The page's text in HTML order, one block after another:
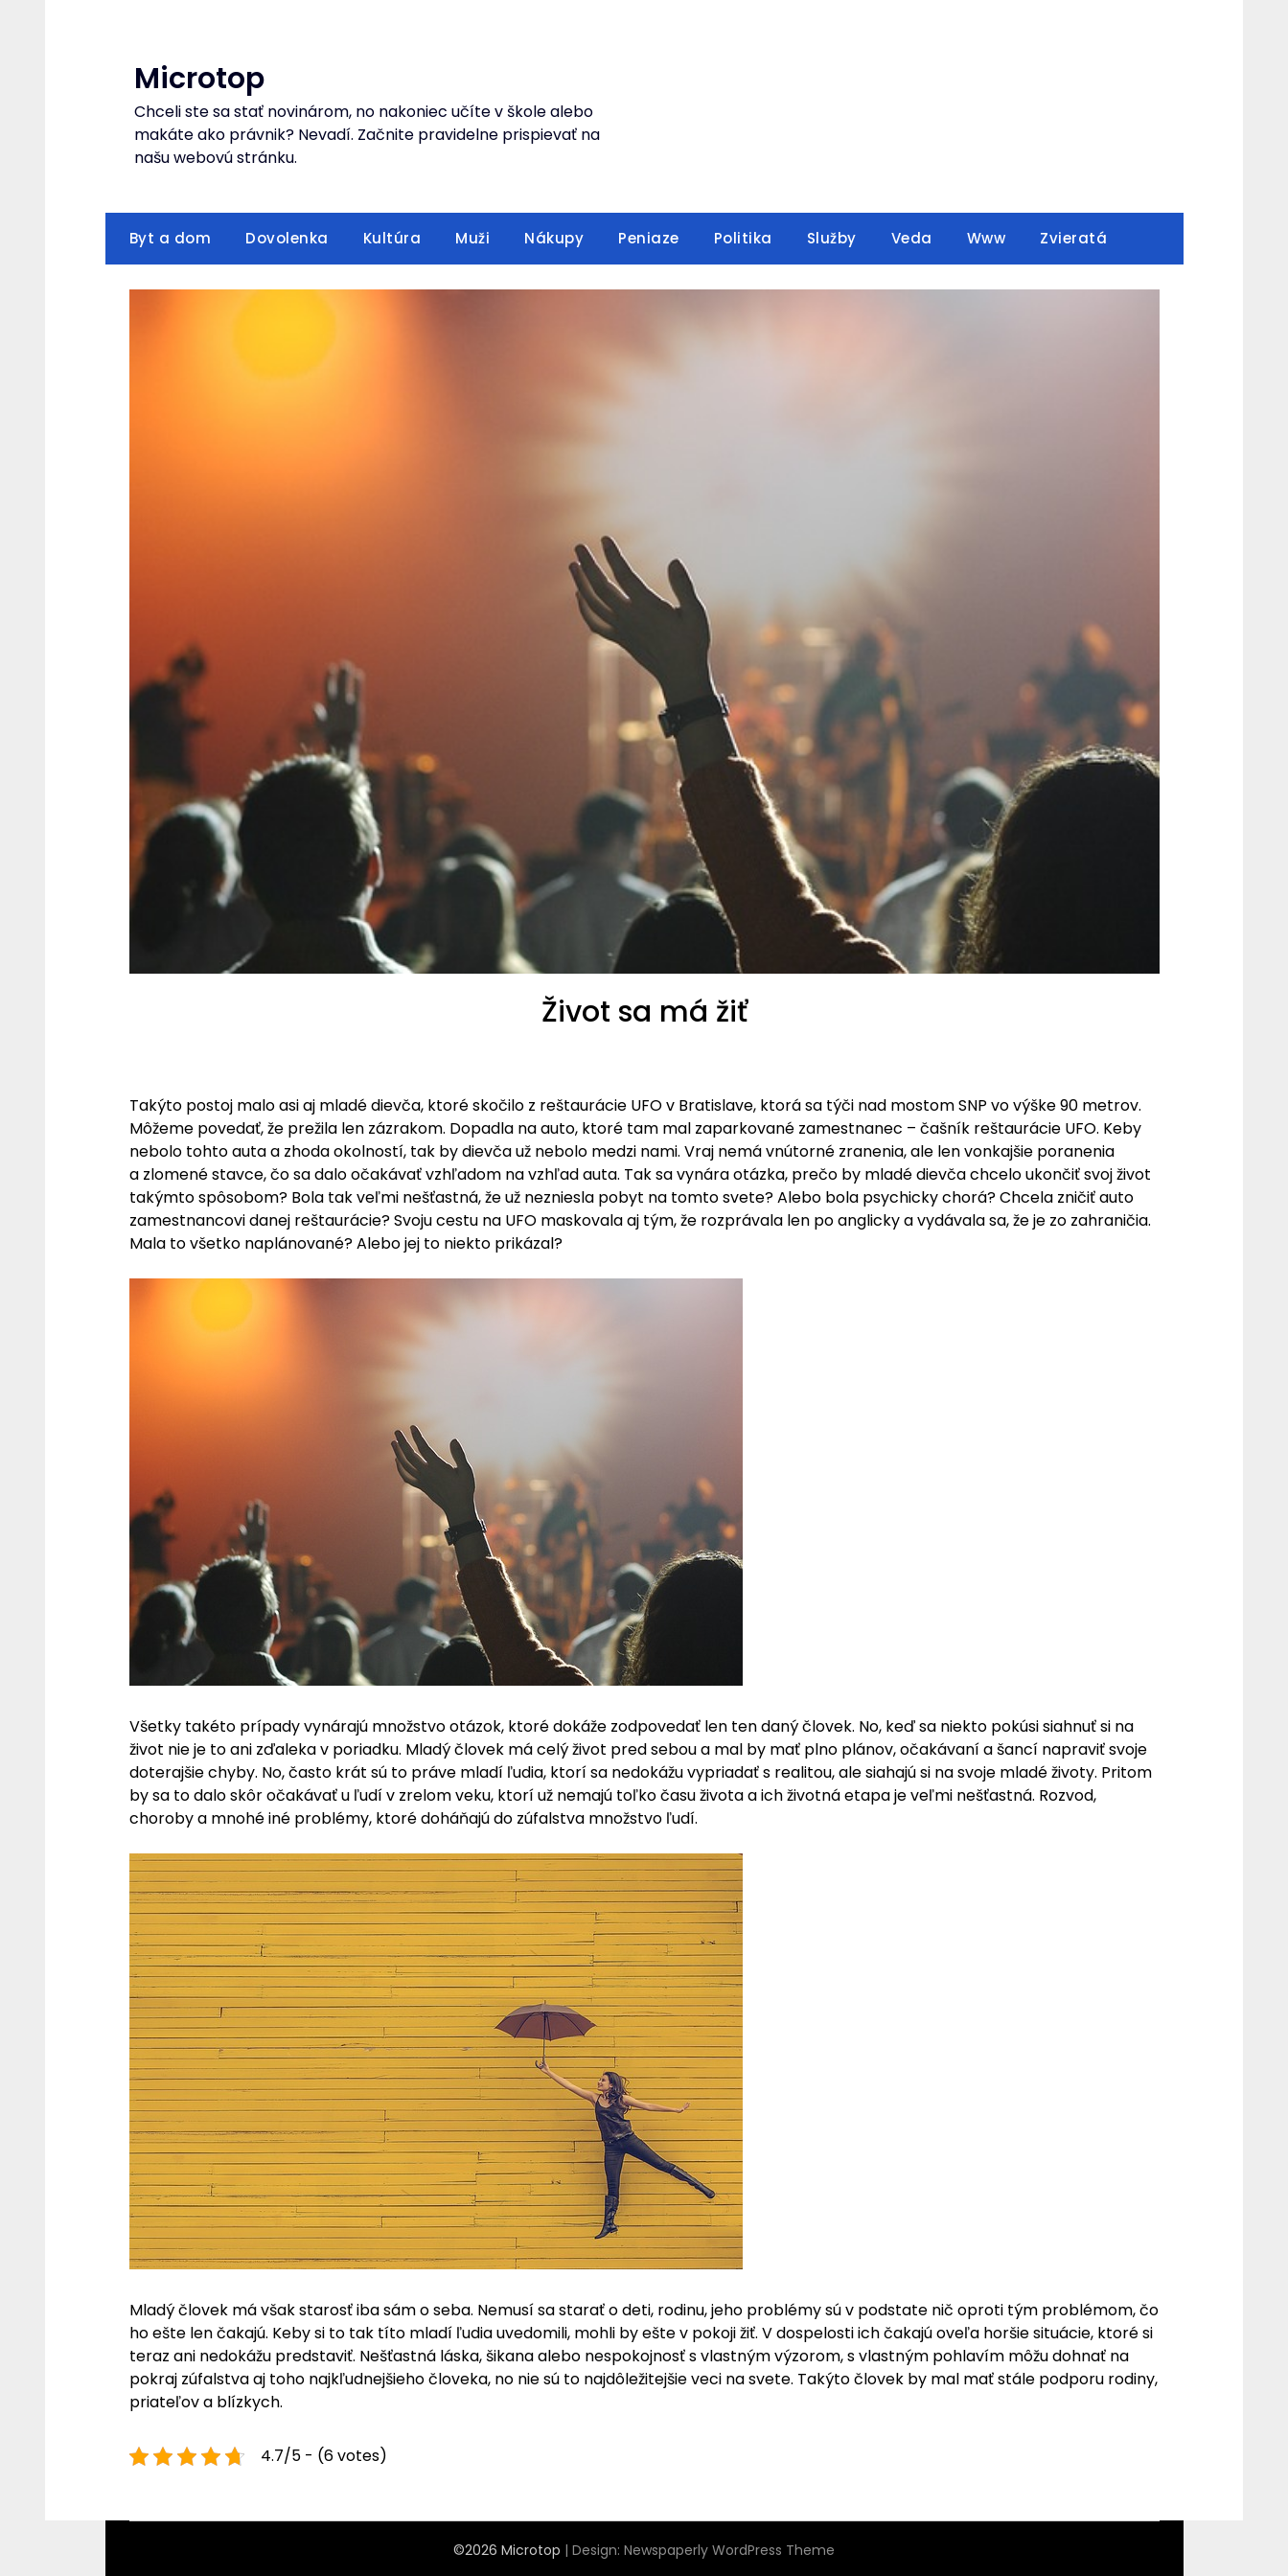
Microtop
Chceli ste sa stať novinárom, no nakoniec učíte v škole alebo
makáte ako právnik? Nevadí. Začnite pravidelne prispievať na
našu webovú stránku.
Byt a dom Dovolenka Kultúra Muži Nákupy Peniaze Politika Služby Veda Www Zvieratá
Život sa má žiť
Takýto postoj malo asi aj mladé dievča, ktoré skočilo z reštaurácie UFO v Bratislave, ktorá sa týči nad mostom SNP vo výške 90 metrov.
Môžeme povedať, že prežila len zázrakom. Dopadla na auto, ktoré tam mal zaparkované zamestnanec – čašník reštaurácie UFO. Keby
nebolo tohto auta a zhoda okolností, tak by dievča už nebolo medzi nami. Vraj nemá vnútorné zranenia, ale len vonkajšie poranenia
a zlomené stavce, čo sa dalo očakávať vzhľadom na vzhľad auta. Tak sa vynára otázka, prečo by mladé dievča chcelo ukončiť svoj život
takýmto spôsobom? Bola tak veľmi nešťastná, že už nezniesla pobyt na tomto svete? Alebo bola psychicky chorá? Chcela zničiť auto
zamestnancovi danej reštaurácie? Svoju cestu na UFO maskovala aj tým, že rozprávala len po anglicky a vydávala sa, že je zo zahraničia.
Mala to všetko naplánované? Alebo jej to niekto prikázal?
Všetky takéto prípady vynárajú množstvo otázok, ktoré dokáže zodpovedať len ten daný človek. No, keď sa niekto pokúsi siahnuť si na
život nie je to ani zďaleka v poriadku. Mladý človek má celý život pred sebou a mal by mať plno plánov, očakávaní a šancí napraviť svoje
doterajšie chyby. No, často krát sú to práve mladí ľudia, ktorí sa nedokážu vypriadať s realitou, ale siahajú si na svoje mladé životy. Pritom
by sa to dalo skôr očakávať u ľudí v zrelom veku, ktorí už nemajú toľko času života a ich životná etapa je veľmi nešťastná. Rozvod,
choroby a mnohé iné problémy, ktoré doháňajú do zúfalstva množstvo ľudí.
Mladý človek má však starosť iba sám o seba. Nemusí sa starať o deti, rodinu, jeho problémy sú v podstate nič oproti tým problémom, čo
ho ešte len čakajú. Keby si to tak títo mladí ľudia uvedomili, mohli by ešte v pokoji žiť. V dospelosti ich čakajú oveľa horšie situácie, ktoré si
teraz ani nedokážu predstaviť. Nešťastná láska, šikana alebo nespokojnosť s vlastným výzorom, s vlastným pohlavím môžu dohnať na
pokraj zúfalstva aj toho najkľudnejšieho človeka, no nie sú to najdôležitejšie veci na svete. Takýto človek by mal mať stále podporu rodiny,
priateľov a blízkych.
4.7/5 - (6 votes)
©2026 Microtop | Design: Newspaperly WordPress Theme